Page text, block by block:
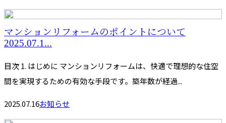
マンションリフォームのポイントについて
2025.07.1...
目次 1. はじめに マンションリフォームは、快適で理想的な住空
間を実現するための有効な手段です。築年数が経過...
2025.07.16お知らせ